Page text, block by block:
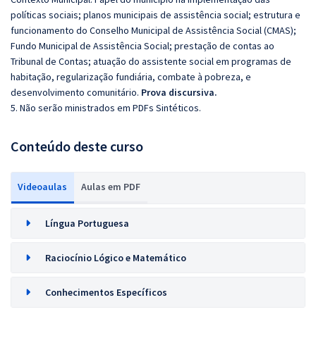
políticas sociais; planos municipais de assistência social; estrutura e
funcionamento do Conselho Municipal de Assistência Social (CMAS);
Fundo Municipal de Assistência Social; prestação de contas ao
Tribunal de Contas; atuação do assistente social em programas de
habitação, regularização fundiária, combate à pobreza, e
desenvolvimento comunitário. Prova discursiva.
5. Não serão ministrados em PDFs Sintéticos.
Conteúdo deste curso
Videoaulas Aulas em PDF
Língua Portuguesa
Raciocínio Lógico e Matemático
Conhecimentos Específicos